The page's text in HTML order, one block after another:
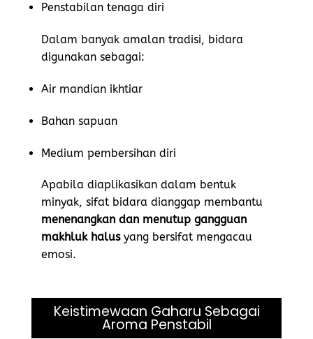
Penstabilan tenaga diri
Dalam banyak amalan tradisi, bidara
digunakan sebagai:
Air mandian ikhtiar
Bahan sapuan
Medium pembersihan diri
Apabila diaplikasikan dalam bentuk
minyak, sifat bidara dianggap membantu
menenangkan dan menutup gangguan
makhluk halusyang bersifat mengacau
emosi.
Keistimewaan Gaharu Sebagai
Aroma Penstabil